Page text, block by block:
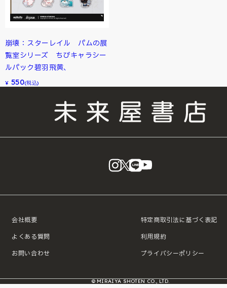
崩壊：スターレイル パムの展
覧室シリーズ ちびキャラシー
ルパック碧羽飛黄、
¥ 550(税込)
instagram
X LINE
会社概要
よくある質問
お問い合わせ
特定商取引法に基づく表記
利用規約
プライバシーポリシー
© MIRAIYA SHOTEN CO., LTD.